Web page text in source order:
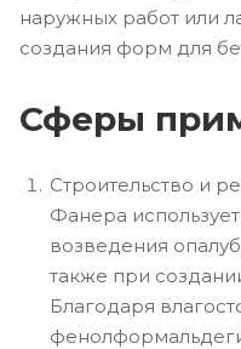
наружных работ или
создания форм для
Сферы
Строительство и
Фанера
возведения
также при
Благодаря